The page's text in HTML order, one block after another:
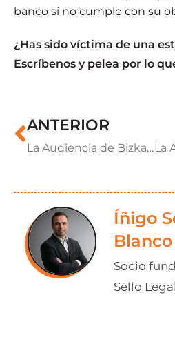
banco si no cumple con su
¿Has sido víctima de una
Escríbenos y pelea por lo
ANTERIOR
La Audiencia de Bizkaia aplica la doctrina del Supremo: Unicaja Banco debe devolver el dinero estafado en un caso de phishing
Íñigo
Blanco
Socio
Sello